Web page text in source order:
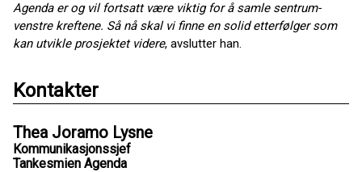
Agenda er og vil fortsatt være viktig for å samle sentrum-
venstre kreftene. Så nå skal vi finne en solid etterfølger som
kan utvikle prosjektet videre, avslutter han.
Kontakter
Thea Joramo Lysne
Kommunikasjonssjef
Tankesmien Agenda